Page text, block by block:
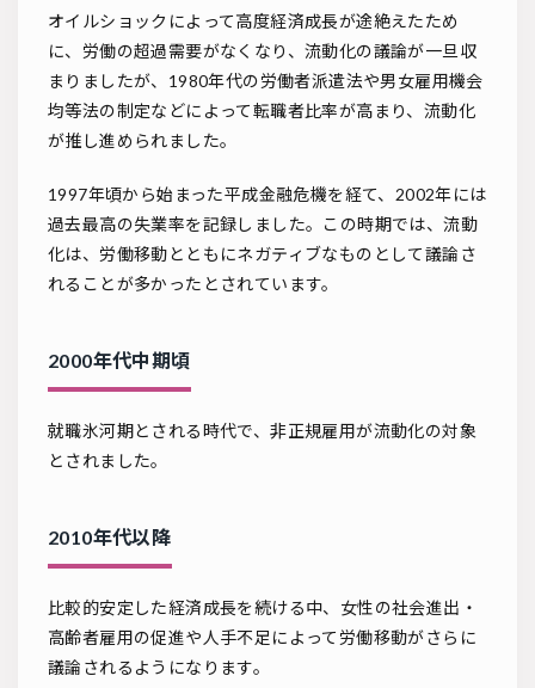
オイルショックによって高度経済成長が途絶えたため
に、労働の超過需要がなくなり、流動化の議論が一旦収
まりましたが、1980年代の労働者派遣法や男女雇用機会
均等法の制定などによって転職者比率が高まり、流動化
が推し進められました。
1997年頃から始まった平成金融危機を経て、2002年には
過去最高の失業率を記録しました。この時期では、流動
化は、労働移動とともにネガティブなものとして議論さ
れることが多かったとされています。
2000年代中期頃
就職氷河期とされる時代で、非正規雇用が流動化の対象
とされました。
2010年代以降
比較的安定した経済成長を続ける中、女性の社会進出・
高齢者雇用の促進や人手不足によって労働移動がさらに
議論されるようになります。